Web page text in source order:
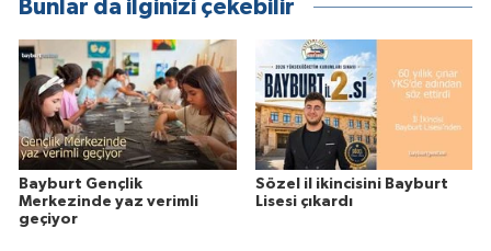
Bunlar da ilginizi çekebilir
Bayburt Gençlik
Merkezinde yaz verimli
geçiyor
Sözel il ikincisini Bayburt
Lisesi çıkardı